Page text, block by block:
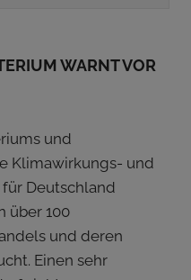
WARNT VOR
und
Klimawirkungs- und
für Deutschland
über 100
und deren
Einen sehr